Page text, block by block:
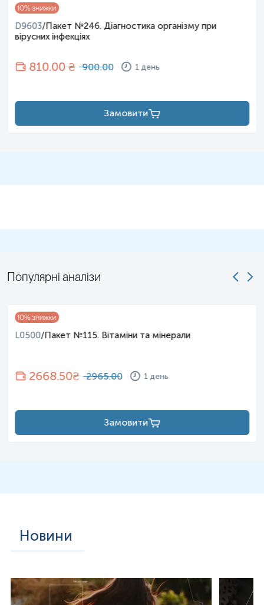
10% знижки
D9603/Пакет №246. Діагностика організму при
вірусних інфекціях
810.00 ₴ 900.00 1 день
Замовити
Популярні аналізи
10% знижки
L0500/Пакет №115. Вітаміни та мінерали
2668.50₴ 2965.00 1 день
Замовити
Новини